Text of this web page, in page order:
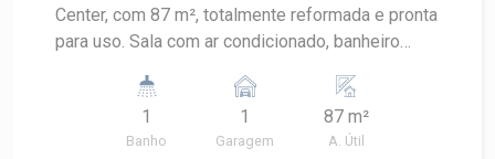
Center, com 87 m², totalmente reformada e pronta
para uso. Sala com ar condicionado, banheiro
praticidade para o seu negócio. Uma excelente
oportunidade para instalar sua empresa ou
investir em um imóvel comercial de qualidade.
1
Banho
1
Garagem
87 m²
A. Útil